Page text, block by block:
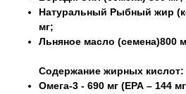
Натуральный Рыбный жир
мг;
Льняное масло (семена)800
Содержание жирных кислот:
Омега-3 - 690 мг (ЕРА – 144